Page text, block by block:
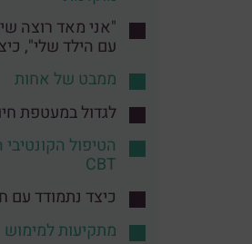
"אני מאד רוצה
עם הילד שלי",
ממבט של אחות
לגדול במעטפת
הטיפול
CBT
כיצד נתמודד עם
מתקיעות למימוש